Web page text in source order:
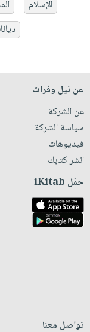
الإسلام
عن نيل وفرات
عن الشركة
سياسة الشركة
فيديوهات
انشر كتابك
حمّل iKitab
تواصل معنا